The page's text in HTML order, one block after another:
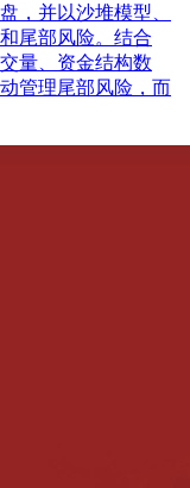
，并以沙堆模型、
尾部风险。结合
量、资金结构数
管理尾部风险，而